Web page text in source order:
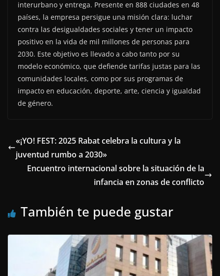
interurbano y entrega. Presente en 888 ciudades en 48
países, la empresa persigue una misión clara: luchar
contra las desigualdades sociales y tener un impacto
positivo en la vida de mil millones de personas para
2030. Este objetivo es llevado a cabo tanto por su
modelo económico, que defiende tarifas justas para las
comunidades locales, como por sus programas de
impacto en educación, deporte, arte, ciencia y igualdad
de género.
«¡YO! FEST: 2025 Rabat celebra la cultura y la
juventud rumbo a 2030»
Encuentro internacional sobre la situación de la
infancia en zonas de conflicto
También te puede gustar